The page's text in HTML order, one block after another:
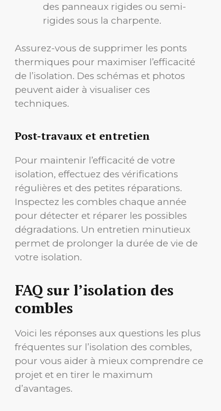
des panneaux rigides ou semi-
rigides sous la charpente.
Assurez-vous de supprimer les ponts
thermiques pour maximiser l’efficacité
de l’isolation. Des schémas et photos
peuvent aider à visualiser ces
techniques.
Post-travaux et entretien
Pour maintenir l’efficacité de votre
isolation, effectuez des vérifications
régulières et des petites réparations.
Inspectez les combles chaque année
pour détecter et réparer les possibles
dégradations. Un entretien minutieux
permet de prolonger la durée de vie de
votre isolation.
FAQ sur l’isolation des
combles
Voici les réponses aux questions les plus
fréquentes sur l’isolation des combles,
pour vous aider à mieux comprendre ce
projet et en tirer le maximum
d’avantages.